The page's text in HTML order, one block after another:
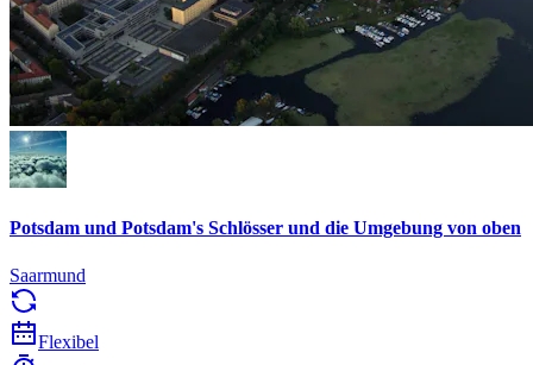
Potsdam und Potsdam's Schlösser und die Umgebung von oben
Saarmund
Flexibel